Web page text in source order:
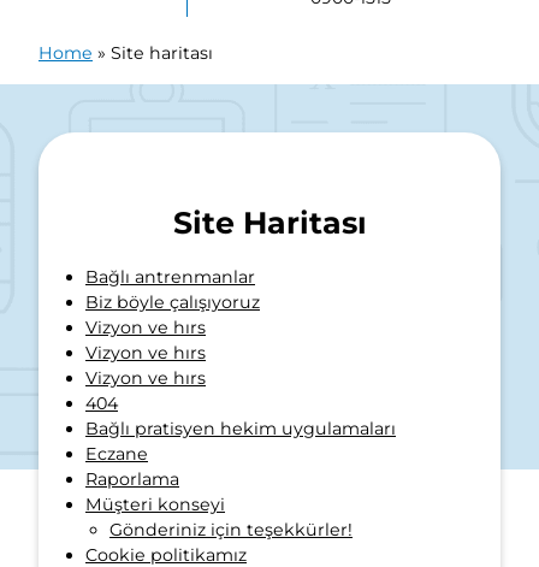
Home » Site haritası
Site Haritası
Bağlı antrenmanlar
Biz böyle çalışıyoruz
Vizyon ve hırs
Vizyon ve hırs
Vizyon ve hırs
404
Bağlı pratisyen hekim uygulamaları
Eczane
Raporlama
Müşteri konseyi
Gönderiniz için teşekkürler!
Cookie politikamız